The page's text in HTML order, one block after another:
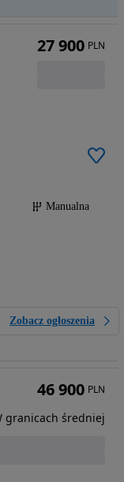
Manualna
Zobacz ogłoszenia
27 900 PLN
46 900 PLN
granicach średniej